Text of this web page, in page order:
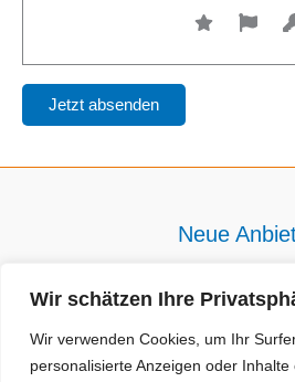
Wir schätzen Ihre
Wir verwenden Cookies, um Ihr
personalisierte Anzeigen oder Inhalte
Neue
Enne
Impact Hub
Getränke Wierer